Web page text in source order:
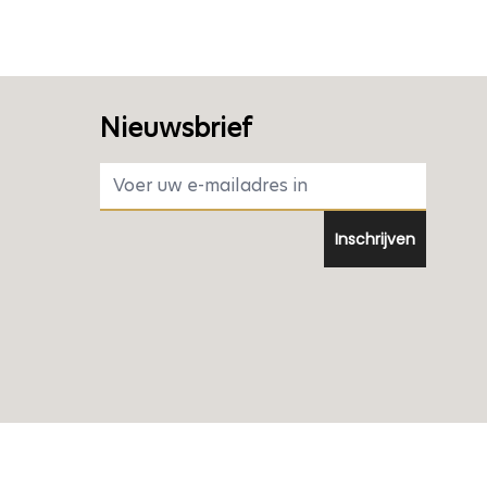
Nieuwsbrief
E-mail adres
Inschrijven